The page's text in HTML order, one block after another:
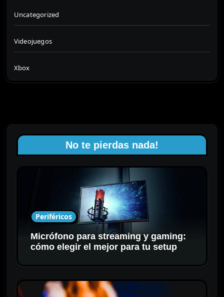
Uncategorized
Videojuegos
Xbox
No te pierdas nada!
Periféricos
Micrófono para streaming y gaming:
cómo elegir el mejor para tu setup